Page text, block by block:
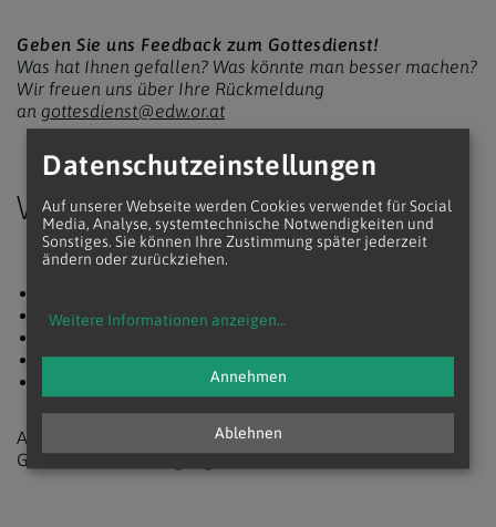
Geben Sie uns Feedback zum Gottesdienst!
Was hat Ihnen gefallen? Was könnte man besser machen?
Wir freuen uns über Ihre Rückmeldung
an gottesdienst@edw.or.at
Weitere Termine
18.04.2027
24.10.2027
Alle Übertragungen finden in unserem
Gottesdienstübertragungsstudio Raum3statt.
Datenschutzeinstellungen
Auf unserer Webseite werden Cookies verwendet für Social
Media, Analyse, systemtechnische Notwendigkeiten und
Sonstiges. Sie können Ihre Zustimmung später jederzeit
ändern oder zurückziehen.
Weitere Informationen anzeigen...
Ablehnen
Annehmen